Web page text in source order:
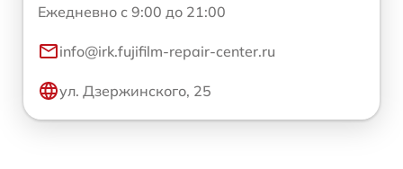
Ежедневно с 9:00 до 21:00
info@irk.fujifilm-repair-center.ru
ул. Дзержинского, 25